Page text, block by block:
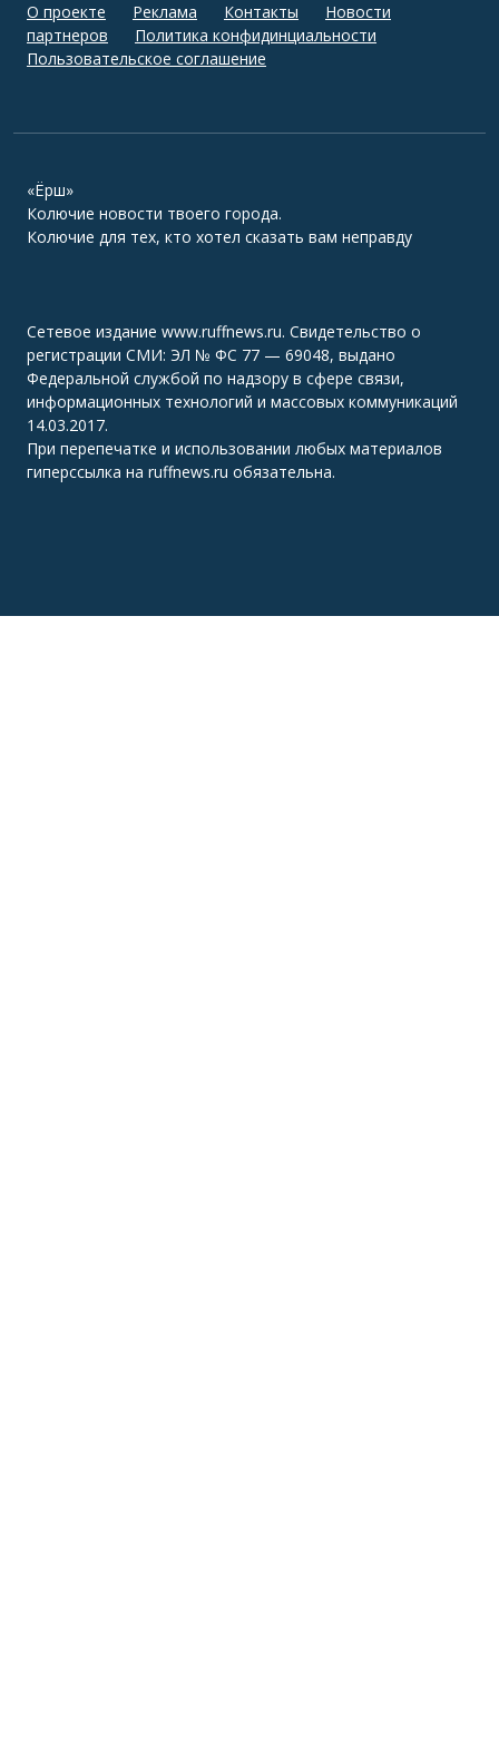
О проекте Реклама Контакты
Новости
партнеров
Политика конфидинциальности
Пользовательское соглашение
«Ёрш»
Колючие новости твоего города.
Колючие для тех, кто хотел сказать вам неправду
Сетевое издание www.ruffnews.ru. Свидетельство о
регистрации СМИ: ЭЛ № ФС 77 — 69048, выдано
Федеральной службой по надзору в сфере связи,
информационных технологий и массовых коммуникаций
14.03.2017.
При перепечатке и использовании любых материалов
гиперссылка на ruffnews.ru обязательна.